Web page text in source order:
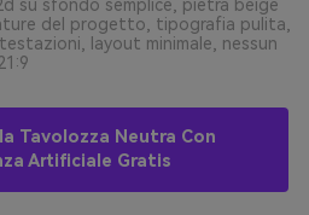
su sfondo semplice, pietra beige
del progetto, tipografia pulita,
layout minimale, nessun
Tavolozza Neutra Con
Artificiale Gratis